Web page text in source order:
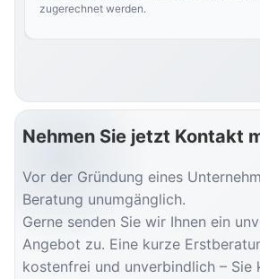
zugerechnet werden.
Nehmen Sie jetzt Kontakt
Vor der Gründung eines
Beratung unumgänglich.
Gerne senden Sie wir Ihnen ein
Angebot zu. Eine kurze
kostenfrei und unverbindlich – Sie